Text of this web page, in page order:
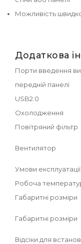
Можливість
Додаткова
Порти введення
передній панелі
USB2.0
Охолодження
Повітряний фільтр
Вентилятор
Умови експлуатації
Робоча
Габаритні розміри
Габаритні розміри
Відсіки для